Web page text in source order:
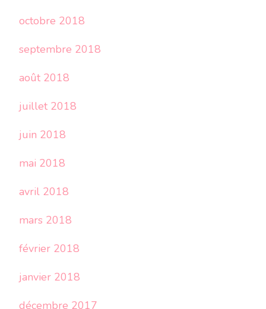
octobre 2018
septembre 2018
août 2018
juillet 2018
juin 2018
mai 2018
avril 2018
mars 2018
février 2018
janvier 2018
décembre 2017